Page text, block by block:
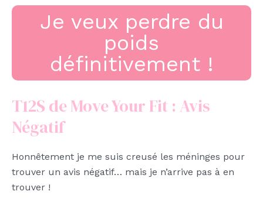
Je veux perdre du
poids
définitivement !
T12S de Move Your Fit : Avis
Négatif
Honnêtement je me suis creusé les méninges pour
trouver un avis négatif… mais je n’arrive pas à en
trouver !